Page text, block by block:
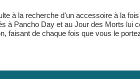
à la recherche d'un accessoire à la
à Pancho Day et au Jour des Morts lui
faisant de chaque fois que vous le